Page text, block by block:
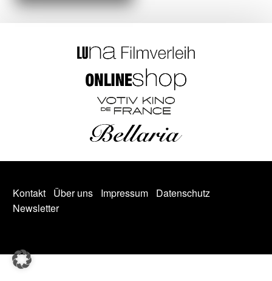
Kontakt Über uns Impressum
Datenschutz
Newsletter